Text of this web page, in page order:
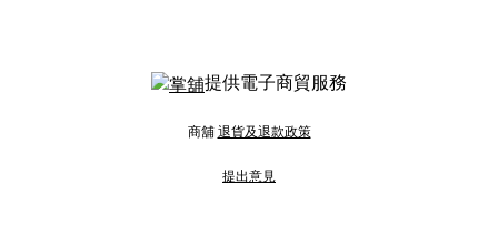
提供電子商貿服務
商舖 退貨及退款政策
提出意見